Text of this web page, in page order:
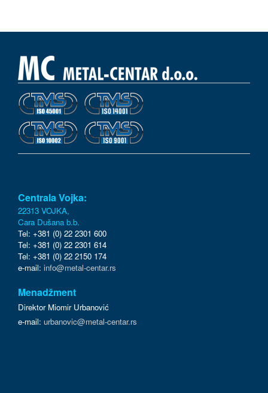
Centrala Vojka:
22313 VOJKA,
Cara Dušana b.b.
Tel: +381 (0) 22 2301 600
Tel: +381 (0) 22 2301 614
Tel: +381 (0) 22 2150 174
e-mail: info@metal-centar.rs
Menadžment
Direktor Miomir Urbanović
e-mail: urbanovic@metal-centar.rs